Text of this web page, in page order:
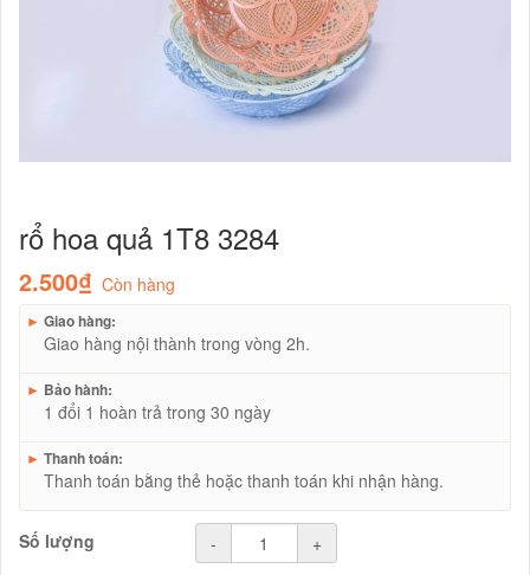
rổ hoa quả 1T8 3284
2.500₫ Còn hàng
► Giao hàng:
Giao hàng nội thành trong vòng 2h.
► Bảo hành:
1 đổi 1 hoàn trả trong 30 ngày
► Thanh toán:
Thanh toán bằng thẻ hoặc thanh toán khi nhận hàng.
Số lượng - +